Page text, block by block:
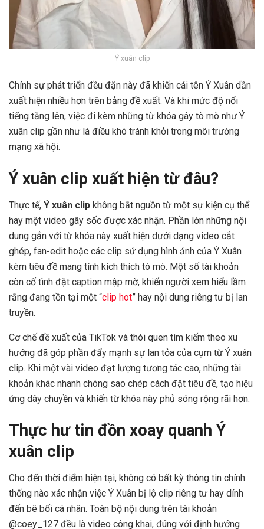
Ý xuân clip
Chính sự phát triển đều đặn này đã khiến cái tên Ý Xuân dần
xuất hiện nhiều hơn trên bảng đề xuất. Và khi mức độ nổi
tiếng tăng lên, việc đi kèm những từ khóa gây tò mò như Ý
xuân clip gần như là điều khó tránh khỏi trong môi trường
mạng xã hội.
Ý xuân clip xuất hiện từ đâu?
Thực tế, Ý xuân clip không bắt nguồn từ một sự kiện cụ thể
hay một video gây sốc được xác nhận. Phần lớn những nội
dung gắn với từ khóa này xuất hiện dưới dạng video cắt
ghép, fan-edit hoặc các clip sử dụng hình ảnh của Ý Xuân
kèm tiêu đề mang tính kích thích tò mò. Một số tài khoản
còn cố tình đặt caption mập mờ, khiến người xem hiểu lầm
rằng đang tồn tại một “clip hot” hay nội dung riêng tư bị lan
truyền.
Cơ chế đề xuất của TikTok và thói quen tìm kiếm theo xu
hướng đã góp phần đẩy mạnh sự lan tỏa của cụm từ Ý xuân
clip. Khi một vài video đạt lượng tương tác cao, những tài
khoản khác nhanh chóng sao chép cách đặt tiêu đề, tạo hiệu
ứng dây chuyền và khiến từ khóa này phủ sóng rộng rãi hơn.
Thực hư tin đồn xoay quanh Ý
xuân clip
Cho đến thời điểm hiện tại, không có bất kỳ thông tin chính
thống nào xác nhận việc Ý Xuân bị lộ clip riêng tư hay dính
đến bê bối cá nhân. Toàn bộ nội dung trên tài khoản
@coey_127 đều là video công khai, đúng với định hướng